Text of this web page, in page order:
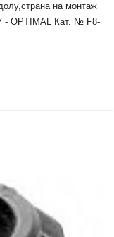
на монтаж
- OPTIMAL Кат. № F8-